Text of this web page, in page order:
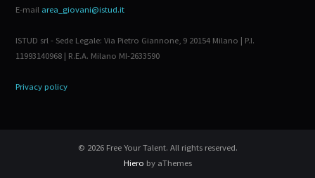
E-mail area_giovani@istud.it
ISTUD srl - Sede Legale: Via Pietro Giannone, 9 20154 Milano | P.I.
11993140968 | R.E.A. Milano MI-2633590
Privacy policy
© 2026 Free Your Talent. All rights reserved.
Hiero by aThemes